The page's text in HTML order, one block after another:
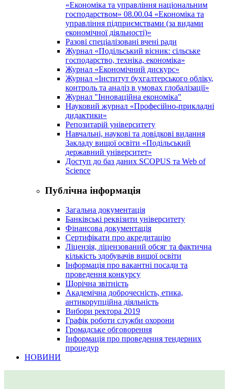
«Економіка та управління національним
господарством» 08.00.04 «Економіка та
управління підприємствами (за видами
економічної діяльності)»
Разові спеціалізовані вчені ради
Журнал «Подільський вісник: сільське
господарство, техніка, економіка»
Журнал «Економічний дискурс»
Журнал «Інститут бухгалтерського обліку,
контроль та аналіз в умовах глобалізації»
Журнал "Інноваційна економіка"
Науковий журнал «Професійно-прикладні
дидактики»
Репозитарій університету
Навчальні, наукові та довідкові видання
Закладу вищої освіти «Подільський
державний університет»
Доступ до баз даних SCOPUS та Web of
Science
Публічна інформація
Загальна документація
Банківські реквізити університету
Фінансова документація
Сертифікати про акредитацію
Ліцензія, ліцензований обсяг та фактична
кількість здобувачів вищої освіти
Інформація про вакантні посади та
проведення конкурсу
Щорічна звітність
Академічна доброчесність, етика,
антикорупційна діяльність
Вибори ректора 2019
Графік роботи служби охорони
Громадське обговорення
Інформація про проведення тендерних
процедур
НОВИНИ